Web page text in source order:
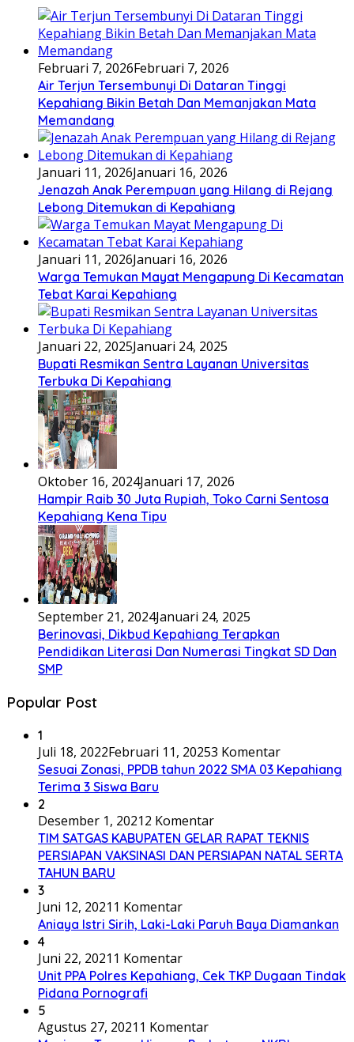
Februari 7, 2026Februari 7, 2026
Air Terjun Tersembunyi Di Dataran Tinggi
Kepahiang Bikin Betah Dan Memanjakan Mata
Memandang
Januari 11, 2026Januari 16, 2026
Jenazah Anak Perempuan yang Hilang di Rejang
Lebong Ditemukan di Kepahiang
Januari 11, 2026Januari 16, 2026
Warga Temukan Mayat Mengapung Di Kecamatan
Tebat Karai Kepahiang
Januari 22, 2025Januari 24, 2025
Bupati Resmikan Sentra Layanan Universitas
Terbuka Di Kepahiang
Oktober 16, 2024Januari 17, 2026
Hampir Raib 30 Juta Rupiah, Toko Carni Sentosa
Kepahiang Kena Tipu
September 21, 2024Januari 24, 2025
Berinovasi, Dikbud Kepahiang Terapkan
Pendidikan Literasi Dan Numerasi Tingkat SD Dan
SMP
Popular Post
1
Juli 18, 2022Februari 11, 20253 Komentar
Sesuai Zonasi, PPDB tahun 2022 SMA 03 Kepahiang
Terima 3 Siswa Baru
2
Desember 1, 20212 Komentar
TIM SATGAS KABUPATEN GELAR RAPAT TEKNIS
PERSIAPAN VAKSINASI DAN PERSIAPAN NATAL SERTA
TAHUN BARU
3
Juni 12, 2021 1 Komentar
Aniaya Istri Sirih, Laki-Laki Paruh Baya Diamankan
4
Juni 22, 2021 1 Komentar
Unit PPA Polres Kepahiang, Cek TKP Dugaan Tindak
Pidana Pornografi
5
Agustus 27, 2021 1 Komentar